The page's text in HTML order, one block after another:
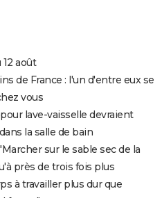
août
de France : l'un d'entre eux se
vous
lave-vaisselle devraient
la salle de bain
sur le sable sec de la
près de trois fois plus
à travailler plus dur que